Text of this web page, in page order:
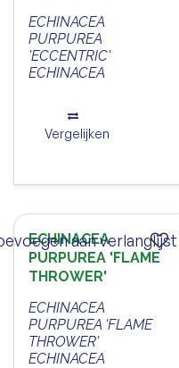
ECHINACEA
PURPUREA
'ECCENTRIC'
ECHINACEA
Vergelijken
ECHINACEA
PURPUREA 'FLAME
THROWER'
ECHINACEA
PURPUREA 'FLAME
THROWER'
ECHINACEA
aan verlanglijst